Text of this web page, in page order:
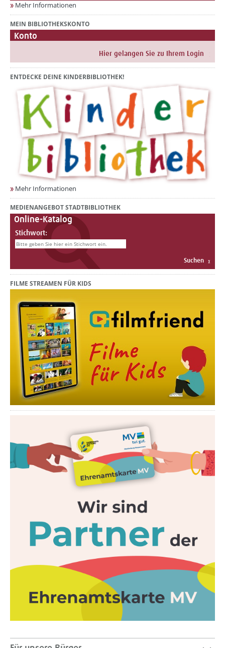
Mehr Informationen
MEIN BIBLIOTHEKSKONTO
Konto
ENTDECKE DEINE KINDERBIBLIOTHEK!
Mehr Informationen
MEDIENANGEBOT STADTBIBLIOTHEK
Online-Katalog
Stichwort:
FILME STREAMEN FÜR KIDS